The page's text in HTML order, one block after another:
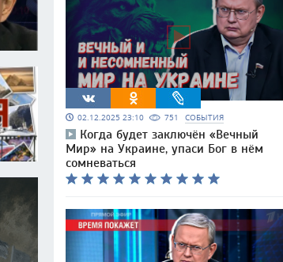
02.12.2025 23:10 751 СОБЫТИЯ
Когда будет заключён «Вечный
Мир» на Украине, упаси Бог в нём
сомневаться